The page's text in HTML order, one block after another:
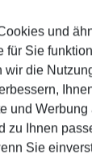
range
08/27 5-8
No children
Show more
und
für Sie
wir die
und
zu Ihnen
Sie